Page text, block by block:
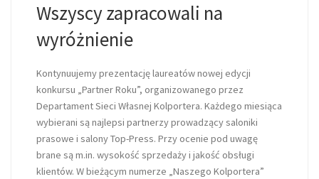
Wszyscy zapracowali na
wyróżnienie
Kontynuujemy prezentację laureatów nowej edycji
konkursu „Partner Roku”, organizowanego przez
Departament Sieci Własnej Kolportera. Każdego miesiąca
wybierani są najlepsi partnerzy prowadzący saloniki
prasowe i salony Top-Press. Przy ocenie pod uwagę
brane są m.in. wysokość sprzedaży i jakość obsługi
klientów. W bieżącym numerze „Naszego Kolportera”